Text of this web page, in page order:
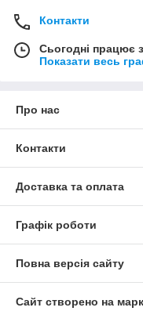
Контакти
Сьогодні працює
Показати весь
Про нас
Контакти
Доставка та оплата
Графік роботи
Повна версія сайту
Сайт створено на